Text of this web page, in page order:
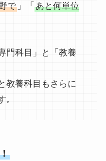
で」「 あと何単位
門科目」と「教養
教養科目もさらに
。